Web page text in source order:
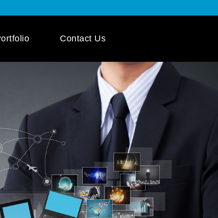
App Development
App
Contact Us